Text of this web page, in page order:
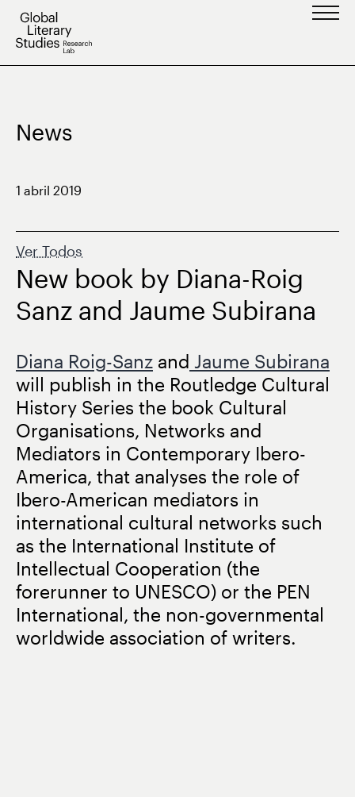
Saltar
contenido
News
1 abril 2019
Ver Todos
New book by Diana-Roig
Sanz and Jaume Subirana
Diana Roig-Sanz and Jaume Subirana
will publish in the Routledge Cultural
History Series the book Cultural
Organisations, Networks and
Mediators in Contemporary Ibero-
America, that analyses the role of
Ibero-American mediators in
international cultural networks such
as the International Institute of
Intellectual Cooperation (the
forerunner to UNESCO) or the PEN
International, the non-governmental
worldwide association of writers.